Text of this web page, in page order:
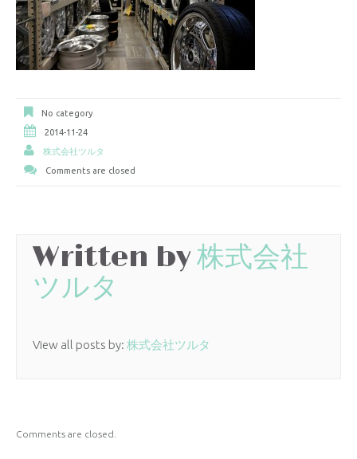
No category
2014-11-24
株式会社ツルタ
Comments are closed
Written by株式会社
ツルタ
View all posts by: 株式会社ツルタ
Comments are closed.